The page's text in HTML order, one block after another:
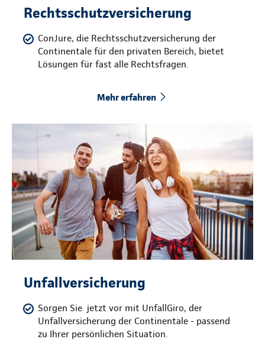
Rechtsschutzversicherung
ConJure, die Rechtsschutzversicherung der
Continentale für den privaten Bereich, bietet
Lösungen für fast alle Rechtsfragen.
Mehr erfahren
Unfallversicherung
Sorgen Sie jetzt vor mit UnfallGiro, der
Unfallversicherung der Continentale - passend
zu Ihrer persönlichen Situation.